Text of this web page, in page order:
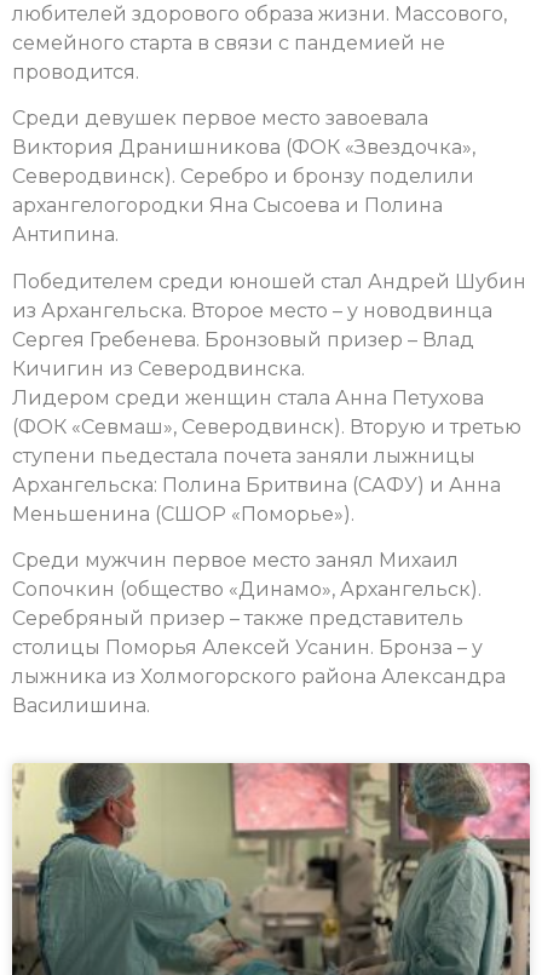
любителей здорового образа жизни. Массового,
семейного старта в связи с пандемией не
проводится.
Среди девушек первое место завоевала
Виктория Дранишникова (ФОК «Звездочка»,
Северодвинск). Серебро и бронзу поделили
архангелогородки Яна Сысоева и Полина
Антипина.
Победителем среди юношей стал Андрей Шубин
из Архангельска. Второе место – у новодвинца
Сергея Гребенева. Бронзовый призер – Влад
Кичигин из Северодвинска.
Лидером среди женщин стала Анна Петухова
(ФОК «Севмаш», Северодвинск). Вторую и третью
ступени пьедестала почета заняли лыжницы
Архангельска: Полина Бритвина (САФУ) и Анна
Меньшенина (СШОР «Поморье»).
Среди мужчин первое место занял Михаил
Сопочкин (общество «Динамо», Архангельск).
Серебряный призер – также представитель
столицы Поморья Алексей Усанин. Бронза – у
лыжника из Холмогорского района Александра
Василишина.